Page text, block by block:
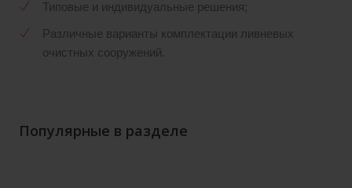
Типовые и индивидуальные решения;
Различные варианты комплектации ливневых
очистных сооружений.
Популярные в разделе